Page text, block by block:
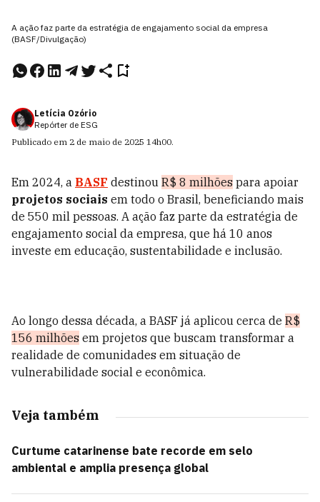
A ação faz parte da estratégia de engajamento social da empresa
(BASF/Divulgação)
Letícia Ozório
Repórter de ESG
Publicado em 2 de maio de 2025 14h00.
Em 2024, a BASF destinou R$ 8 milhões para apoiar
projetos sociais em todo o Brasil, beneficiando mais
de 550 mil pessoas. A ação faz parte da estratégia de
engajamento social da empresa, que há 10 anos
investe em educação, sustentabilidade e inclusão.
Ao longo dessa década, a BASF já aplicou cerca de R$
156 milhões em projetos que buscam transformar a
realidade de comunidades em situação de
vulnerabilidade social e econômica.
Veja também
Curtume catarinense bate recorde em selo
ambiental e amplia presença global